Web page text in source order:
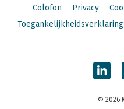
Colofon
Privacy
Toegankelijkheidsverklaring
© 2026